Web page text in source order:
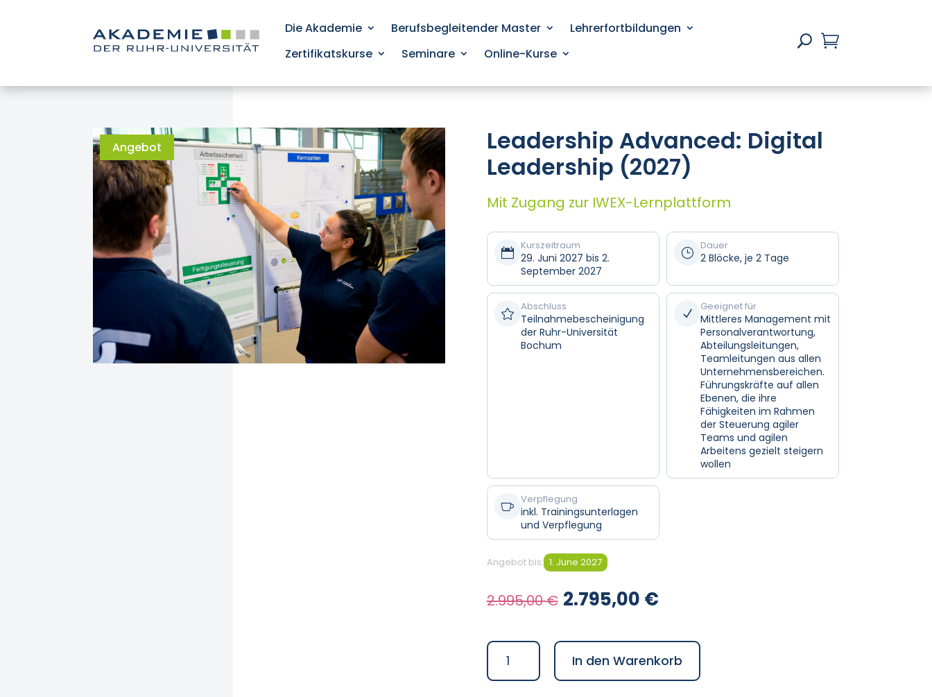
Die Akademie Berufsbegleitender Master
Lehrerfortbildungen
Zertifikatskurse
Seminare Online-Kurse
U 
Angebot
Leadership Advanced: Digital
Leadership (2027)
Mit Zugang zur IWEX-Lernplattform

Kurszeitraum
29. Juni 2027 bis 2.
September 2027
}
Dauer
2 Blöcke, je 2 Tage

Abschluss
Teilnahmebescheinigung
der Ruhr-Universität
Bochum
N
Geeignet für
Mittleres Management mit
Personalverantwortung,
Abteilungsleitungen,
Teamleitungen aus allen
Unternehmensbereichen.
Führungskräfte auf allen
Ebenen, die ihre
Fähigkeiten im Rahmen
der Steuerung agiler
Teams und agilen
Arbeitens gezielt steigern
wollen

Verpflegung
inkl. Trainingsunterlagen
und Verpflegung
Angebot bis: 1. June 2027
2.995,00€ Ursprünglicher
war:
2.995,00 €
2.795,00 €Aktueller
ist:
2.795,00 €.
Leadership
Advanced:
In den Warenkorb